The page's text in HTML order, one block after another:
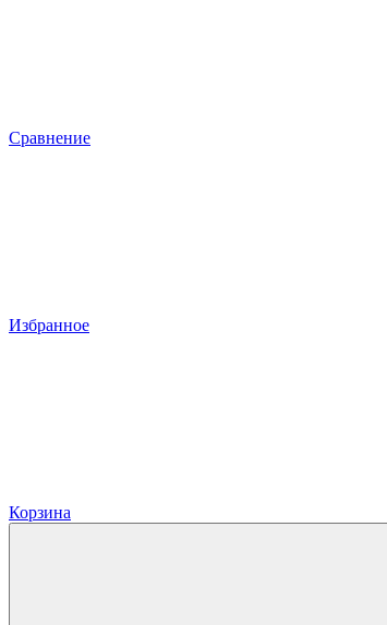
Сравнение
Избранное
Корзина